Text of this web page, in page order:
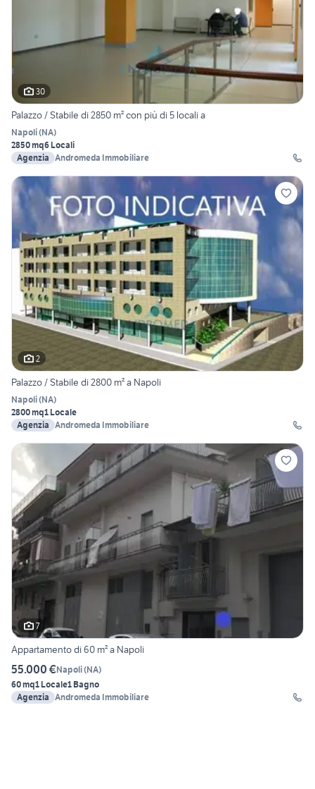
30
Palazzo / Stabile di 2850 m² con più di 5 locali a
Napoli(NA)
2850 mq6 Locali
Agenzia Andromeda Immobiliare
2
Palazzo / Stabile di 2800 m² a Napoli
Napoli(NA)
2800 mq1 Locale
Agenzia Andromeda Immobiliare
7
Appartamento di 60 m² a Napoli
55.000 €Napoli(NA)
60 mq1 Locale1 Bagno
Agenzia Andromeda Immobiliare